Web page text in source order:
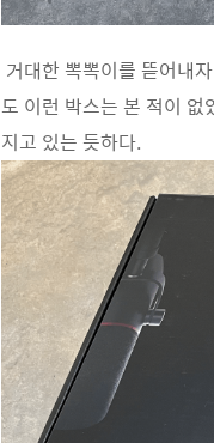
거대한 뽁뽁이를 뜯어내
도 이런 박스는 본 적이
지고 있는 듯하다.